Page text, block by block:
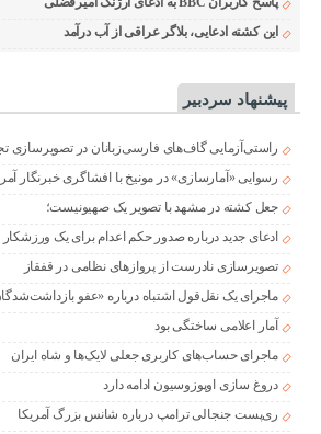
این کشته ادعایی، بلاگر عراقی از آب درآمد
پیشنهاد سردبیر
راستی‌آزمایی گاف‌های فارسی‌زبانان در تصویرسازی
رسوایی «آمارسازی» در مونیخ با افشاگری خبرنگار
جعل کشته در مشهد با تصویر یک صهیونیست؛
ادعای جدید درباره صدور حکم اعدام برای یک
تصویرسازی نادرست از پروازهای نظامی در قفقاز
ماجرای یک نقل‌قول اشتباه درباره «عفو
آمار اعلامی ساختگی بود
ماجرای حساب‌های کاربری جعلی لایک‌ها و شاه ایران
دروغ سازی اوپوزوسیون ادامه دارد
ری‌پست جنجالی ترامپ درباره شانس بزرگ آمریکا